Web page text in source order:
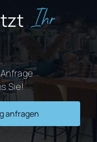
Ihr
Sie!
anfragen